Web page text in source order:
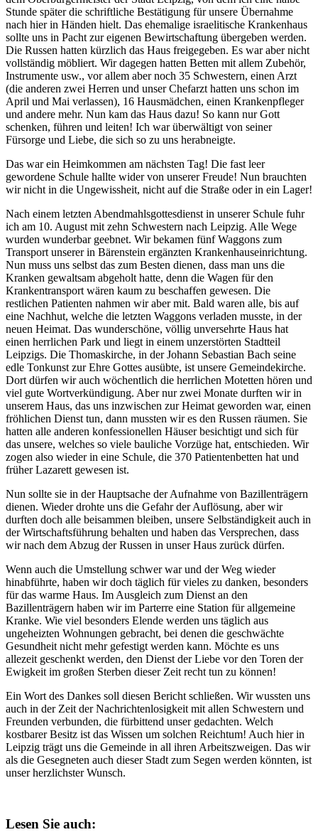
Stunde später die schriftliche Bestätigung für unsere Übernahme
nach hier in Händen hielt. Das ehemalige israelitische Krankenhaus
sollte uns in Pacht zur eigenen Bewirtschaftung übergeben werden.
Die Russen hatten kürzlich das Haus freigegeben. Es war aber nicht
vollständig möbliert. Wir dagegen hatten Betten mit allem Zubehör,
Instrumente usw., vor allem aber noch 35 Schwestern, einen Arzt
(die anderen zwei Herren und unser Chefarzt hatten uns schon im
April und Mai verlassen), 16 Hausmädchen, einen Krankenpfleger
und andere mehr. Nun kam das Haus dazu! So kann nur Gott
schenken, führen und leiten! Ich war überwältigt von seiner
Fürsorge und Liebe, die sich so zu uns herabneigte.
Das war ein Heimkommen am nächsten Tag! Die fast leer
gewordene Schule hallte wider von unserer Freude! Nun brauchten
wir nicht in die Ungewissheit, nicht auf die Straße oder in ein Lager!
Nach einem letzten Abendmahlsgottesdienst in unserer Schule fuhr
ich am 10. August mit zehn Schwestern nach Leipzig. Alle Wege
wurden wunderbar geebnet. Wir bekamen fünf Waggons zum
Transport unserer in Bärenstein ergänzten Krankenhauseinrichtung.
Nun muss uns selbst das zum Besten dienen, dass man uns die
Kranken gewaltsam abgeholt hatte, denn die Wagen für den
Krankentransport wären kaum zu beschaffen gewesen. Die
restlichen Patienten nahmen wir aber mit. Bald waren alle, bis auf
eine Nachhut, welche die letzten Waggons verladen musste, in der
neuen Heimat. Das wunderschöne, völlig unversehrte Haus hat
einen herrlichen Park und liegt in einem unzerstörten Stadtteil
Leipzigs. Die Thomaskirche, in der Johann Sebastian Bach seine
edle Tonkunst zur Ehre Gottes ausübte, ist unsere Gemeindekirche.
Dort dürfen wir auch wöchentlich die herrlichen Motetten hören und
viel gute Wortverkündigung. Aber nur zwei Monate durften wir in
unserem Haus, das uns inzwischen zur Heimat geworden war, einen
fröhlichen Dienst tun, dann mussten wir es den Russen räumen. Sie
hatten alle anderen konfessionellen Häuser besichtigt und sich für
das unsere, welches so viele bauliche Vorzüge hat, entschieden. Wir
zogen also wieder in eine Schule, die 370 Patientenbetten hat und
früher Lazarett gewesen ist.
Nun sollte sie in der Hauptsache der Aufnahme von Bazillenträgern
dienen. Wieder drohte uns die Gefahr der Auflösung, aber wir
durften doch alle beisammen bleiben, unsere Selbständigkeit auch in
der Wirtschaftsführung behalten und haben das Versprechen, dass
wir nach dem Abzug der Russen in unser Haus zurück dürfen.
Wenn auch die Umstellung schwer war und der Weg wieder
hinabführte, haben wir doch täglich für vieles zu danken, besonders
für das warme Haus. Im Ausgleich zum Dienst an den
Bazillenträgern haben wir im Parterre eine Station für allgemeine
Kranke. Wie viel besonders Elende werden uns täglich aus
ungeheizten Wohnungen gebracht, bei denen die geschwächte
Gesundheit nicht mehr gefestigt werden kann. Möchte es uns
allezeit geschenkt werden, den Dienst der Liebe vor den Toren der
Ewigkeit im großen Sterben dieser Zeit recht tun zu können!
Ein Wort des Dankes soll diesen Bericht schließen. Wir wussten uns
auch in der Zeit der Nachrichtenlosigkeit mit allen Schwestern und
Freunden verbunden, die fürbittend unser gedachten. Welch
kostbarer Besitz ist das Wissen um solchen Reichtum! Auch hier in
Leipzig trägt uns die Gemeinde in all ihren Arbeitszweigen. Das wir
als die Gesegneten auch dieser Stadt zum Segen werden könnten, ist
unser herzlichster Wunsch.
Lesen Sie auch: